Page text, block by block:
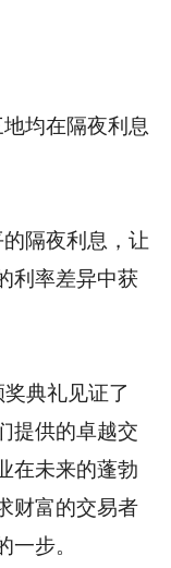
均在隔夜利息
隔夜利息，让
利率差异中获
典礼见证了
提供的卓越交
在未来的蓬勃
财富的交易者
步。